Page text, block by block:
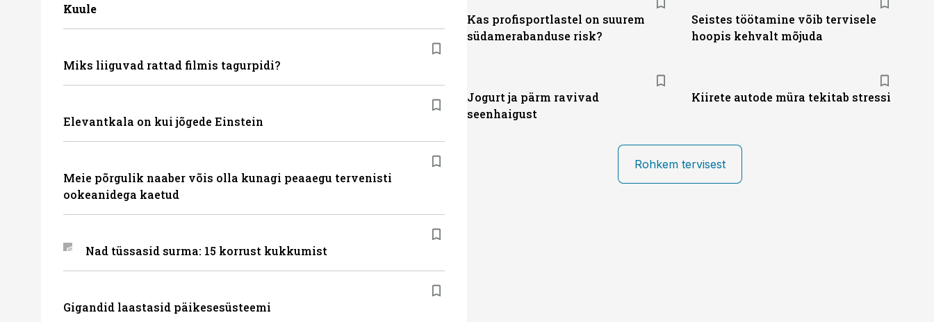
Kuule
Miks liiguvad rattad filmis tagurpidi?
Elevantkala on kui jõgede Einstein
Meie põrgulik naaber võis olla kunagi peaaegu tervenisti
ookeanidega kaetud
Nad tüssasid surma: 15 korrust kukkumist
Gigandid laastasid päikesesüsteemi
Kas profisportlastel on suurem
südamerabanduse risk?
Seistes töötamine võib tervisele
hoopis kehvalt mõjuda
Jogurt ja pärm ravivad
seenhaigust
Kiirete autode müra tekitab stressi
Rohkem tervisest